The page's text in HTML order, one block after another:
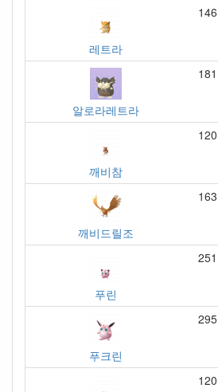
레트라
146
알로라레트라
181
깨비참
120
깨비드릴조
163
푸린
251
푸크린
295
120